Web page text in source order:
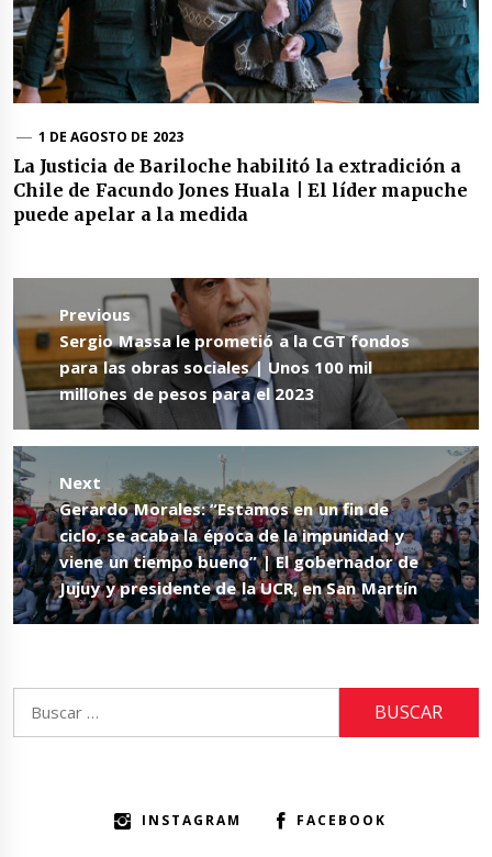
1 DE AGOSTO DE 2023
La Justicia de Bariloche habilitó la extradición a
Chile de Facundo Jones Huala | El líder mapuche
puede apelar a la medida
Navegación
de
entradas
Previous
Previous
post:
Sergio Massa le prometió a la CGT fondos
para las obras sociales | Unos 100 mil
millones de pesos para el 2023
Next
Next
post:
Gerardo Morales: “Estamos en un fin de
ciclo, se acaba la época de la impunidad y
viene un tiempo bueno” | El gobernador de
Jujuy y presidente de la UCR, en San Martín
INSTAGRAM FACEBOOK